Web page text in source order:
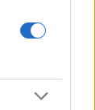
már és
maga
2012-